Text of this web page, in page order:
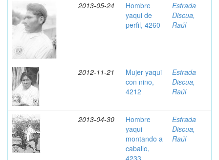
2013-05-24
Hombre
yaqui de
perfil, 4260
Estrada
Discua,
Raúl
2012-11-21
Mujer yaqui
con nino,
4212
Estrada
Discua,
Raúl
2013-04-30
Hombre
yaqui
montando a
caballo,
4233
Estrada
Discua,
Raúl